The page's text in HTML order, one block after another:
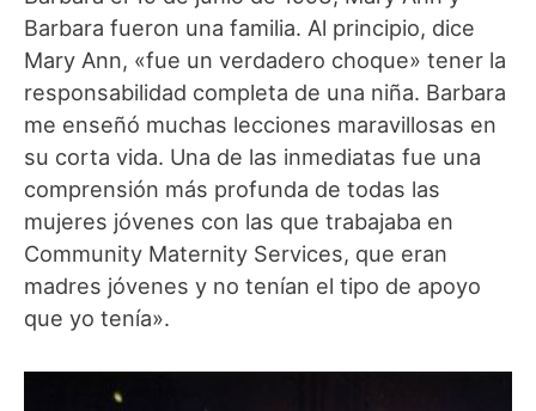
Barbara fueron una familia. Al principio, dice
Mary Ann, «fue un verdadero choque» tener la
responsabilidad completa de una niña. Barbara
me enseñó muchas lecciones maravillosas en
su corta vida. Una de las inmediatas fue una
comprensión más profunda de todas las
mujeres jóvenes con las que trabajaba en
Community Maternity Services, que eran
madres jóvenes y no tenían el tipo de apoyo
que yo tenía».